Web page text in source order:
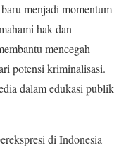
menjadi momentum
hak dan
mencegah
potensi kriminalisasi.
dalam edukasi publik
di Indonesia